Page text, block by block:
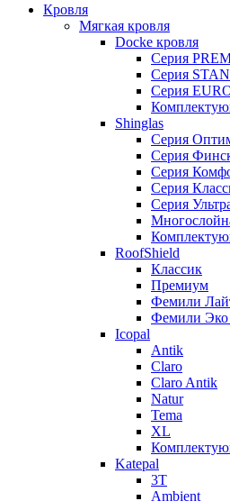
Кровля
Мягкая кровля
Docke кровля
Серия
Серия
Серия
Shinglas
Серия
Серия
Серия
Серия
Серия
RoofShield
Классик
Премиум
Фемили
Фемили Эко
Icopal
Antik
Claro
Claro Antik
Natur
Tema
XL
Katepal
3T
Ambient